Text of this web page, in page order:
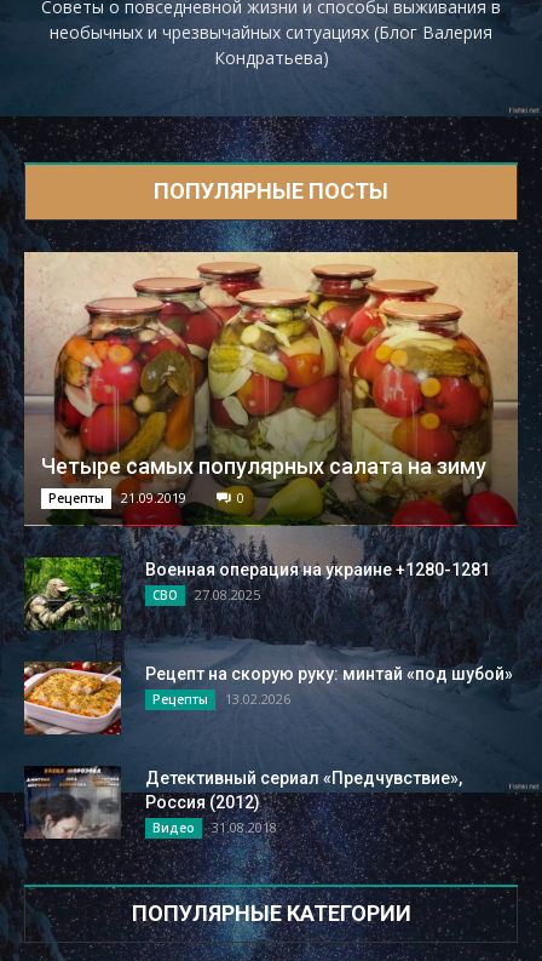
Советы о повседневной жизни и способы выживания в
необычных и чрезвычайных ситуациях (Блог Валерия
Кондратьева)
ПОПУЛЯРНЫЕ ПОСТЫ
Четыре самых популярных салата на зиму
Рецепты 21.09.2019 0
Военная операция на украине +1280-1281
СВО 27.08.2025
Рецепт на скорую руку: минтай «под шубой»
Рецепты 13.02.2026
Детективный сериал «Предчувствие»,
Россия (2012)
Видео 31.08.2018
ПОПУЛЯРНЫЕ КАТЕГОРИИ